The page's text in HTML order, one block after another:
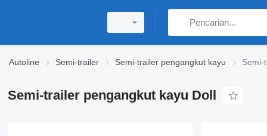
Autoline Semi-trailer Semi-trailer pengangkut kayu Semi-
Semi-trailer pengangkut kayu Doll